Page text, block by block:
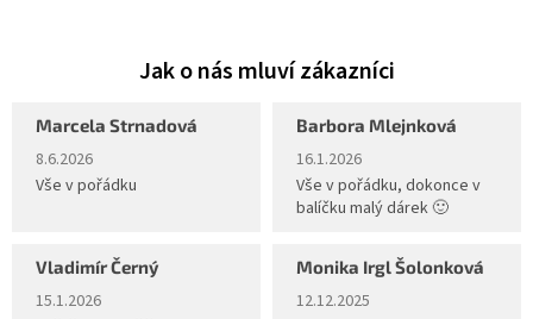
Marcela Strnadová
Hodnocení obchodu je 5 z 5 hvězdiček.
8.6.2026
Vše v pořádku
Barbora Mlejnková
Hodnocení obchodu je 5 z 5
16.1.2026
Vše v pořádku, dokonce v
balíčku malý dárek 🙂
Vladimír Černý
Hodnocení obchodu je 5 z 5 hvězdiček.
15.1.2026
Monika Irgl Šolonková
Hodnocení obchodu je 5 z 5
12.12.2025